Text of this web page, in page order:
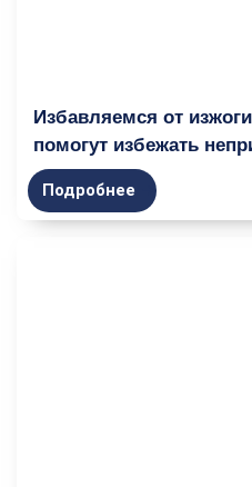
Избавляемся от
помогут избежать
Подробнее